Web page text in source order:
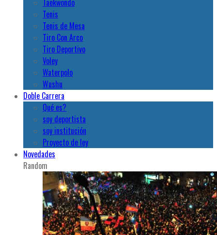
Taekwondo
Tenis
Tenis de Mesa
Tiro Con Arco
Tiro Deportivo
Voley
Waterpolo
Wushu
Doble Carrera
Qué es?
soy deportista
soy institución
Proyecto de ley
Novedades
Random